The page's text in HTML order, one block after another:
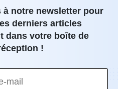
à notre newsletter pour
derniers articles
dans votre boîte de
!